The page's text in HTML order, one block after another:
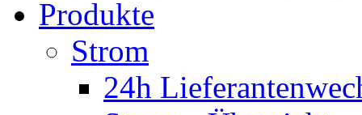
Produkte
Strom
24h